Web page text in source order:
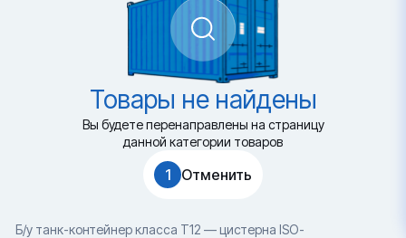
Товары не найдены
Вы будете перенаправлены на страницу
данной категории товаров
1 Отменить
Б/у танк-контейнер класса T12 — цистерна ISO-